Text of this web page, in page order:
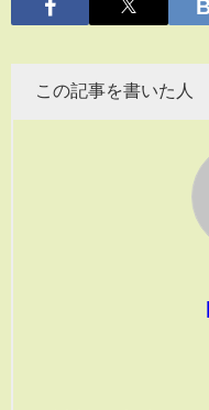
この記事を書いた人